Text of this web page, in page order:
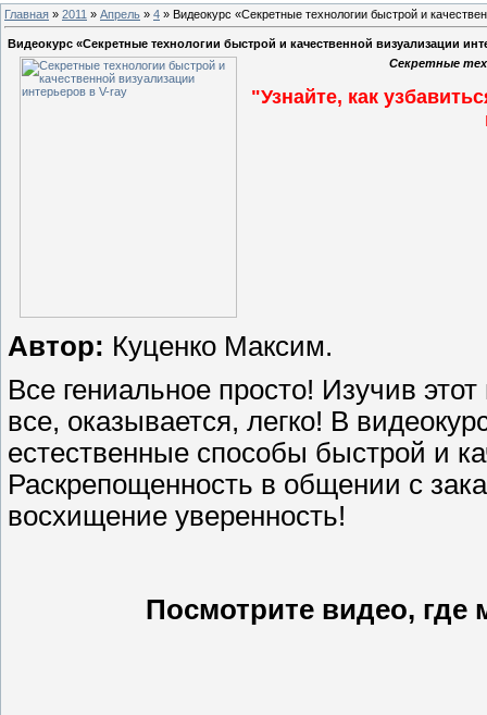
Главная » 2011 » Апрель » 4 » Видеокурс «Секретные технологии быстрой и
Видеокурс «Секретные технологии быстрой и качественной визуализации
Секретные
"Узнайте, как
Автор: Куценко Максим.
Все гениальное просто! Изучив
все, оказывается, легко! В
естественные способы быстрой и
Раскрепощенность в общении с
восхищение уверенность!
Посмотрите видео, где